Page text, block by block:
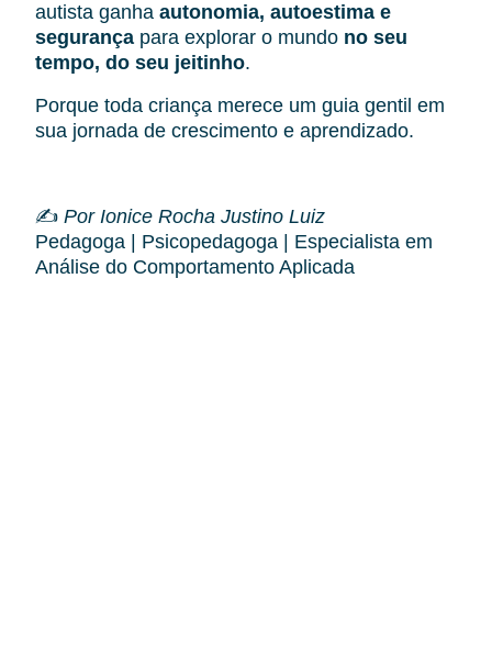
autista ganha autonomia, autoestima e
segurança para explorar o mundo no seu
tempo, do seu jeitinho.
Porque toda criança merece um guia gentil em
sua jornada de crescimento e aprendizado.
✍️ Por Ionice Rocha Justino Luiz
Pedagoga | Psicopedagoga | Especialista em
Análise do Comportamento Aplicada